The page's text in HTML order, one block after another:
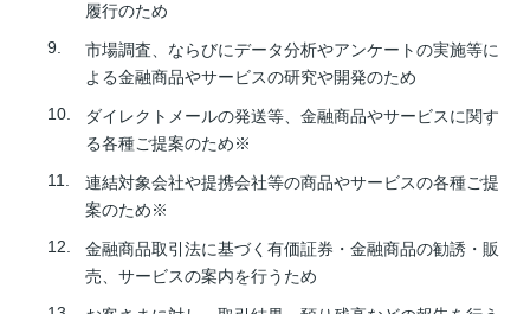
履行のため
市場調査、ならびにデータ分析やアンケートの実施等に
よる金融商品やサービスの研究や開発のため
ダイレクトメールの発送等、金融商品やサービスに関す
る各種ご提案のため※
連結対象会社や提携会社等の商品やサービスの各種ご提
案のため※
金融商品取引法に基づく有価証券・金融商品の勧誘・販
売、サービスの案内を行うため